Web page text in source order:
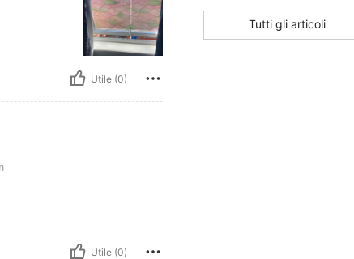
Utile (0)
Utile (0)
4.83
Tutti gli articoli